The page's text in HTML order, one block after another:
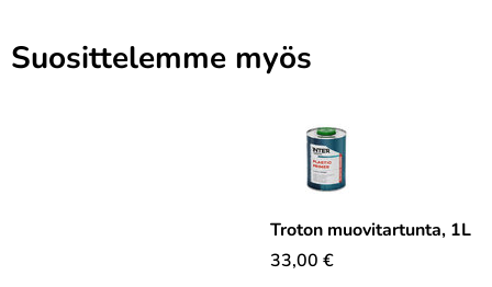
Suosittelemme myös
Troton muovitartunta, 1L
33,00 €